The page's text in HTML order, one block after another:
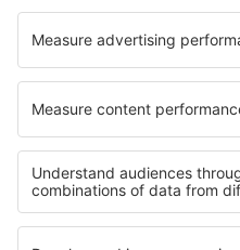
Wizz Air
Sobre eSky
Términos y condiciones
Mis reservas
Política de privacidad
Asistencia y contacto